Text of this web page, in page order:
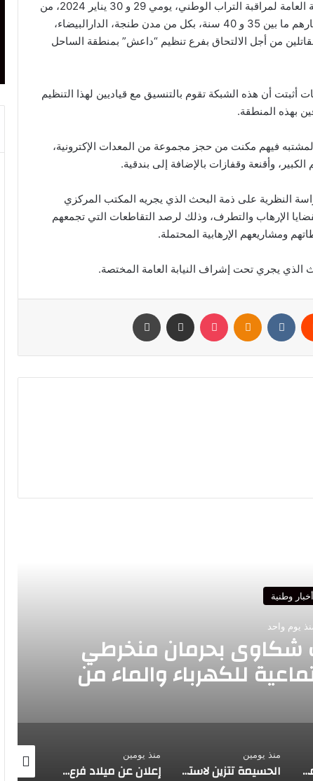
تمكن المكتب المركزي للأبحاث القضائية التابع للمديرية العامة لمراقبة التراب الوطني، يومي 29 و 30 يناير 2024، من
تفكيك شبكة إرهابية مكونة من أربعة عناصر تتراوح أعمارهم ما بين 35 و 40 سنة، بكل من مدن طنجة، الدارالبيضاء،
من أجل الالتحاق بفرع تنظيم “داعش” بمنطقة الساحل
أثبتت أن هذه الشبكة تقوم بالتنسيق مع قياديين لهذا التنظيم
بهذه المنطقة.
فيهم مكنت من حجز مجموعة من المعدات الإكترونية،
وأقنعة وقفازات بالإضافة إلى بندقية.
النظرية على ذمة البحث الذي يجريه المكتب المركزي
الإرهاب والتطرف، وذلك لرصد التقاطعات التي تجمعهم
ومشاريعهم الإرهابية المحتملة.
الذي يجري تحت إشراف النيابة العامة المختصة.
Odnoklassniki
‫Pocket مشاركة عبر البريد
أخبار وطنية
يوم واحد
بحرمان منخرطي
للكهرباء والماء من
الحموداني يخلف مضيان في تشريعيات الحسيمة
منذ يومين
الحسيمة تتزين لاستقبال الجالية المغربية المقيمة بالخارج…وعامل الإقليم يتابع الأشغال ميدانياً
منذ يومين
إعلان عن ميلاد فرع قانوني جديد…إصدار أكاديمي يدعو إلى تأسيس “القانون الدولي الخاص المسطري” بالمغرب
منذ 6 أيام